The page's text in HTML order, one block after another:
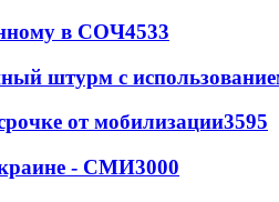
в СОЧ4533
штурм с
от мобилизации3595
- СМИ3000